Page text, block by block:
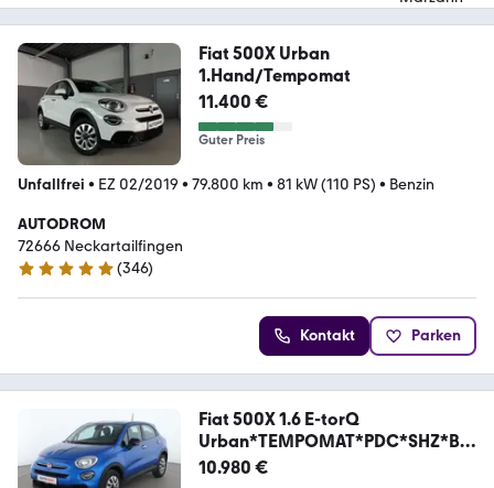
Fiat 500X Urban
1.Hand/Tempomat
11.400 €
Guter Preis
Unfallfrei • EZ 02/2019 • 79.800 km • 81 kW (110 PS) • Benzin
AUTODROM
72666 Neckartailfingen
4.8 Sterne
(346)
Kontakt Parken
Fiat 500X 1.6 E-torQ
Urban*TEMPOMAT*PDC*SHZ*BL
UETOOTH
10.980 €